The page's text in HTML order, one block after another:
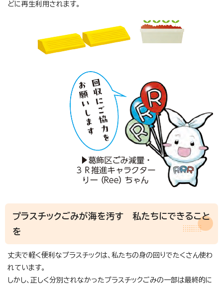
どに再生利用されます。
プラスチックごみが海を汚す 私たちにできること
を
丈夫で軽く便利なプラスチックは、私たちの身の回りでたくさん使わ
れています。
しかし、正しく分別されなかったプラスチックごみの一部は最終的に